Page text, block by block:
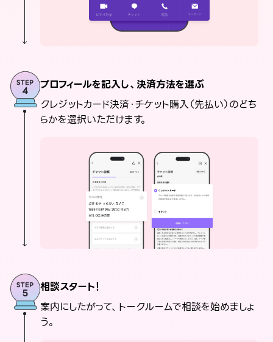
プロフィールを記入し、決済方法を選ぶ
クレジットカード決済・チケット購入（先払い）のどち
らかを選択いただけます。
相談スタート！
案内にしたがって、トークルームで相談を始めましょ
う。